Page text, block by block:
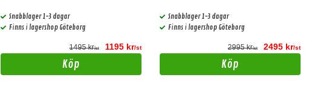
Snabblager 1-3 dagar
Finns i lagershop Göteborg
1495 kr/st 1195 kr/st
Köp
Snabblager 1-3 dagar
Finns i lagershop Göteborg
2995 kr/st 2495 kr/st
Köp